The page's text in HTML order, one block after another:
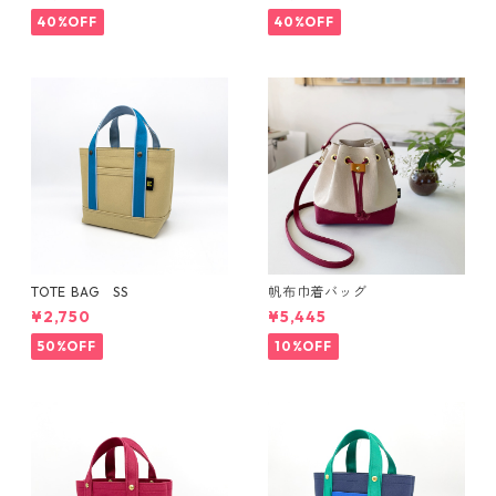
40%OFF 40%OFF
TOTE BAG SS
¥2,750
50%OFF
帆布巾着バッグ
¥5,445
10%OFF